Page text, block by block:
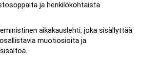
ja henkilökohtaista
aikakauslehti, joka sisällyttää
muotiosioita ja